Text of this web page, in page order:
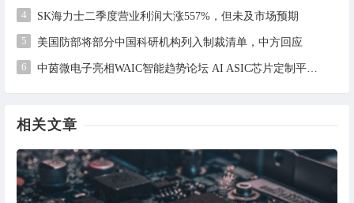
4 SK海力士二季度营业利润大涨557%，但未及市场预期
5 美国防部将部分中国科研机构列入制裁清单，中方回应
6 中茵微电子亮相WAIC智能趋势论坛 AI ASIC芯片定制平台赋能工业AI落地
相关文章